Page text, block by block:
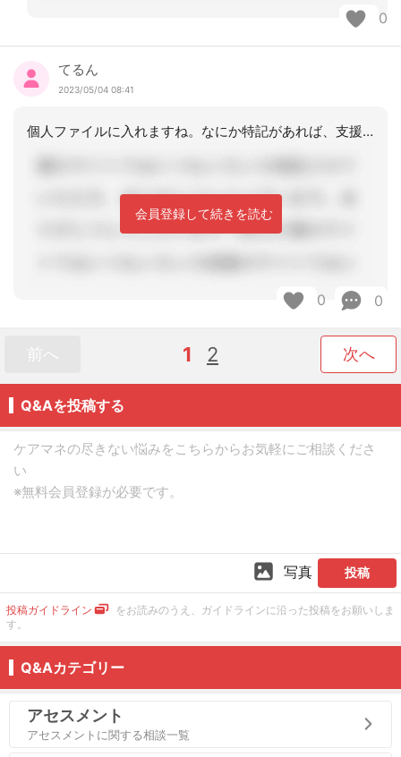
0
てるん
2023/05/04 08:41
個人ファイルに入れますね。なにか特記があれば、支援経過にも落とし込みますね。
会員登録して続きを読む
0 0
前へ 1 2 次へ
Q&Aを投稿する
写真 投稿
投稿ガイドライン
をお読みのうえ、ガイドラインに沿った投稿をお願いしま
す。
Q&Aカテゴリー
アセスメント
アセスメントに関する相談一覧